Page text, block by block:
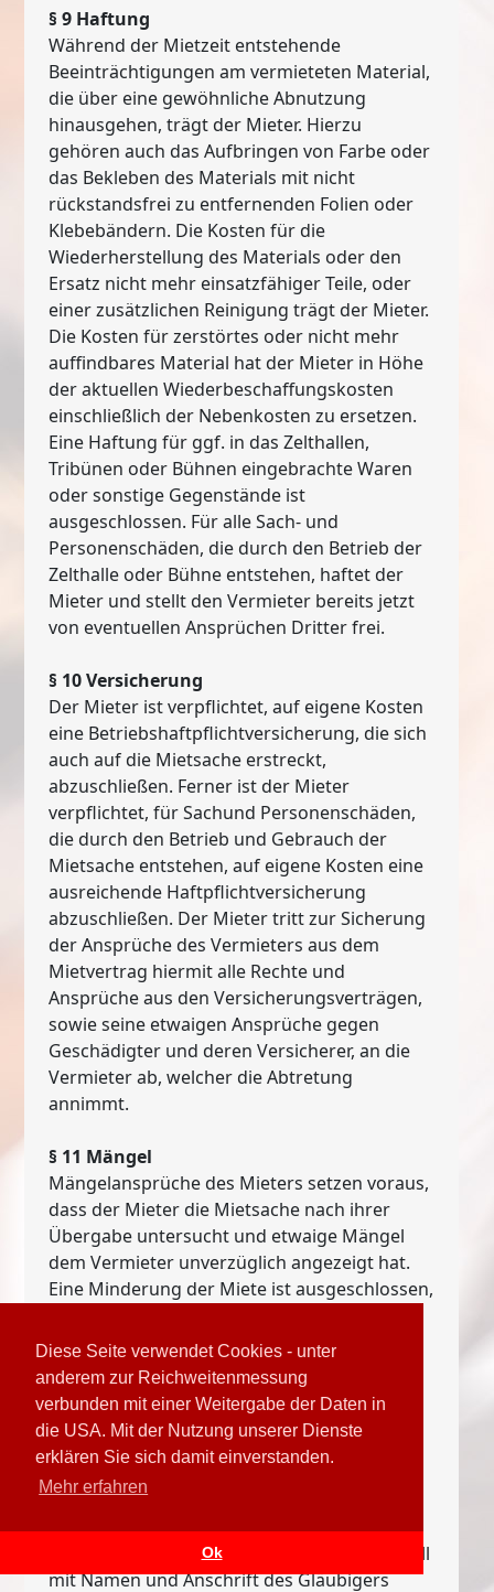
Diese Seite verwendet Cookies - unter
anderem zur Reichweitenmessung
verbunden mit einer Weitergabe der Daten in
die USA. Mit der Nutzung unserer Dienste
erklären Sie sich damit einverstanden.
Mehr erfahren
Ok
§ 9 Haftung
Während der Mietzeit entstehende
Beeinträchtigungen am vermieteten Material,
die über eine gewöhnliche Abnutzung
hinausgehen, trägt der Mieter. Hierzu
gehören auch das Aufbringen von Farbe oder
das Bekleben des Materials mit nicht
rückstandsfrei zu entfernenden Folien oder
Klebebändern. Die Kosten für die
Wiederherstellung des Materials oder den
Ersatz nicht mehr einsatzfähiger Teile, oder
einer zusätzlichen Reinigung trägt der Mieter.
Die Kosten für zerstörtes oder nicht mehr
auffindbares Material hat der Mieter in Höhe
der aktuellen Wiederbeschaffungskosten
einschließlich der Nebenkosten zu ersetzen.
Eine Haftung für ggf. in das Zelthallen,
Tribünen oder Bühnen eingebrachte Waren
oder sonstige Gegenstände ist
ausgeschlossen. Für alle Sach- und
Personenschäden, die durch den Betrieb der
Zelthalle oder Bühne entstehen, haftet der
Mieter und stellt den Vermieter bereits jetzt
von eventuellen Ansprüchen Dritter frei.
§ 10 Versicherung
Der Mieter ist verpflichtet, auf eigene Kosten
eine Betriebshaftpflichtversicherung, die sich
auch auf die Mietsache erstreckt,
abzuschließen. Ferner ist der Mieter
verpflichtet, für Sachund Personenschäden,
die durch den Betrieb und Gebrauch der
Mietsache entstehen, auf eigene Kosten eine
ausreichende Haftpflichtversicherung
abzuschließen. Der Mieter tritt zur Sicherung
der Ansprüche des Vermieters aus dem
Mietvertrag hiermit alle Rechte und
Ansprüche aus den Versicherungsverträgen,
sowie seine etwaigen Ansprüche gegen
Geschädigter und deren Versicherer, an die
Vermieter ab, welcher die Abtretung
annimmt.
§ 11 Mängel
Mängelansprüche des Mieters setzen voraus,
dass der Mieter die Mietsache nach ihrer
Übergabe untersucht und etwaige Mängel
dem Vermieter unverzüglich angezeigt hat.
Eine Minderung der Miete ist ausgeschlossen,
nicht zu vertreten hat, die Nutzung der
Mietsache beeinträchtigt wird.
§ 12 Pfändungen
Bei Pfändungen oder sonstigen
Zwangsvollstreckungsmaßnahmen, welche
die Mietsache betreffen, ist der Mieter
verpflichtet, den Vermieter unverzüglich zu
benachrichtigen und das Pfändungsprotokoll
mit Namen und Anschrift des Gläubigers